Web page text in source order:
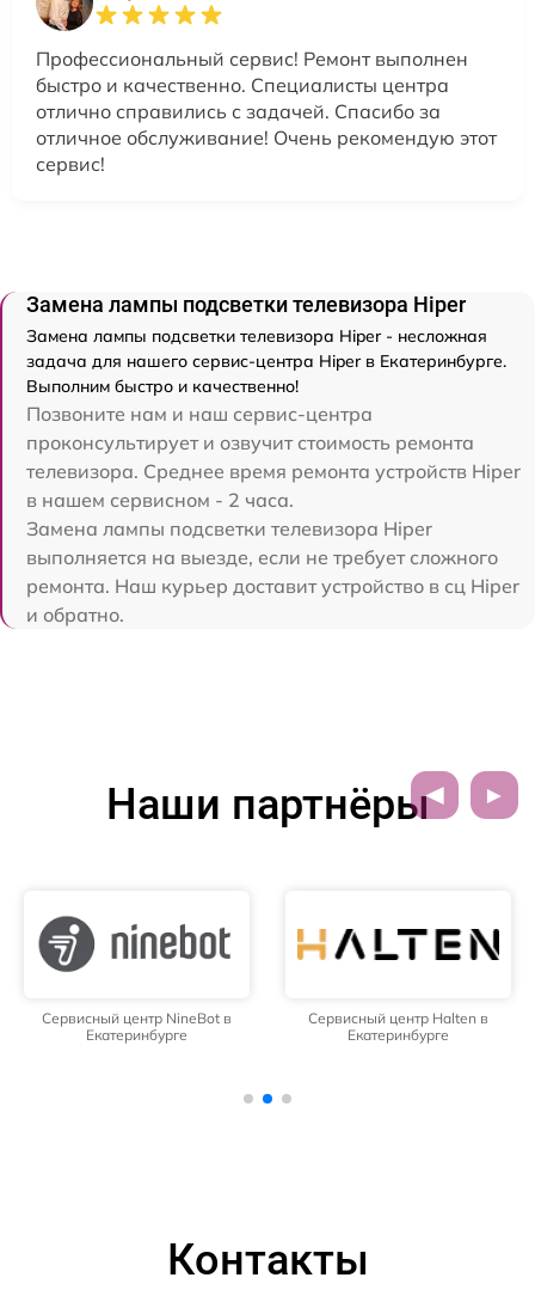
Профессиональный сервис! Ремонт выполнен
быстро и качественно. Специалисты центра
отлично справились с задачей. Спасибо за
отличное обслуживание! Очень рекомендую этот
сервис!
Замена лампы подсветки телевизора Hiper
Замена лампы подсветки телевизора Hiper - несложная
задача для нашего сервис-центра Hiper в Екатеринбурге.
Выполним быстро и качественно!
Позвоните нам и наш сервис-центра
проконсультирует и озвучит стоимость ремонта
телевизора. Среднее время ремонта устройств Hiper
в нашем сервисном - 2 часа.
Замена лампы подсветки телевизора Hiper
выполняется на выезде, если не требует сложного
ремонта. Наш курьер доставит устройство в сц Hiper
и обратно.
Наши партнёры
Сервисный центр NineBot в
Екатеринбурге
Сервисный центр Halten в
Екатеринбурге
Контакты